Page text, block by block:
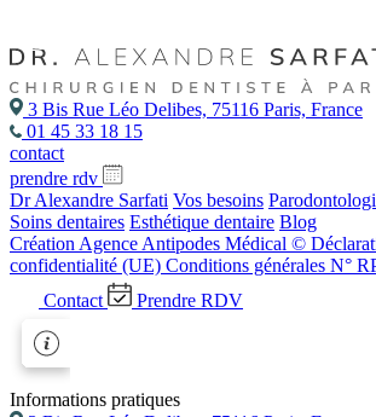
3 Bis Rue Léo Delibes, 75116 Paris, France
01 45 33 18 15
contact
prendre rdv
Dr Alexandre Sarfati Vos besoins
Soins dentaires Esthétique dentaire Blog
Création Agence Antipodes Médical ©
confidentialité (UE) Conditions générales N°
Contact
Prendre RDV
Informations pratiques